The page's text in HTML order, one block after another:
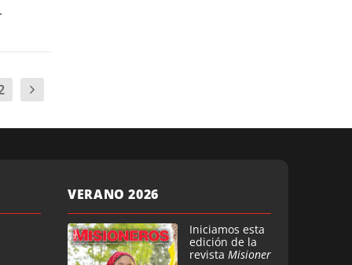
VERANO 2026
Iniciamos esta
edición de la
revista Misioner